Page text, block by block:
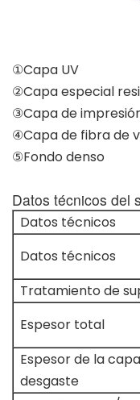
①Capa UV
②Capa especial
③Capa de
④Capa de fibra de
⑤Fondo denso
Datos técnicos del
Datos técnicos
Datos técnicos
Tratamiento de
Espesor total
Espesor de la
desgaste